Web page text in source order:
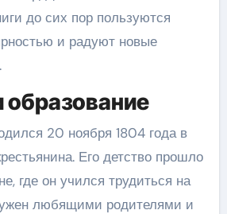
до сих пор пользуются
и радуют новые
образование
20 ноября 1804 года в
Его детство прошло
где он учился трудиться на
любящими родителями и